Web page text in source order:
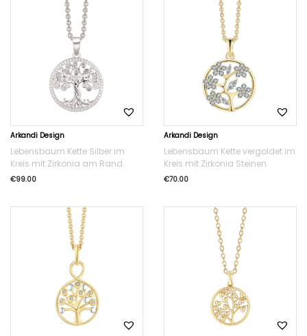
Arkandi Design
Lebensbaum Kette Silber im
Kreis mit Zirkonia am Rand
€99.00
Arkandi Design
Lebensbaum Kette vergoldet im
Kreis mit Zirkonia Steinen
€70.00